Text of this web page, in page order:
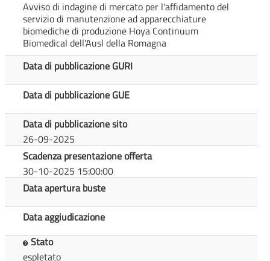
Avviso di indagine di mercato per l'affidamento del
servizio di manutenzione ad apparecchiature
biomediche di produzione Hoya Continuum
Biomedical dell'Ausl della Romagna
Data di pubblicazione GURI
Data di pubblicazione GUE
Data di pubblicazione sito
26-09-2025
Scadenza presentazione offerta
30-10-2025 15:00:00
Data apertura buste
Data aggiudicazione
Stato
espletato